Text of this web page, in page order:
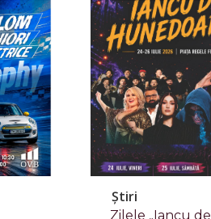
Știri
Zilele „Iancu de